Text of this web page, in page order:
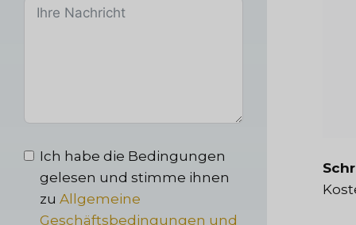
Ich habe die Bedingungen
gelesen und stimme ihnen
zu Allgemeine
Geschäftsbedingungen und